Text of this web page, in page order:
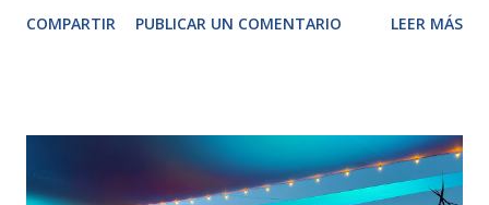
estudio impulsado por la Asociación Ibérica de Zoos y
El proyecto reunirá a una docena de parques zoológicos de
España y Portugal con el objetivo de recopilar información
COMPARTIR PUBLICAR UN COMENTARIO LEER MÁS